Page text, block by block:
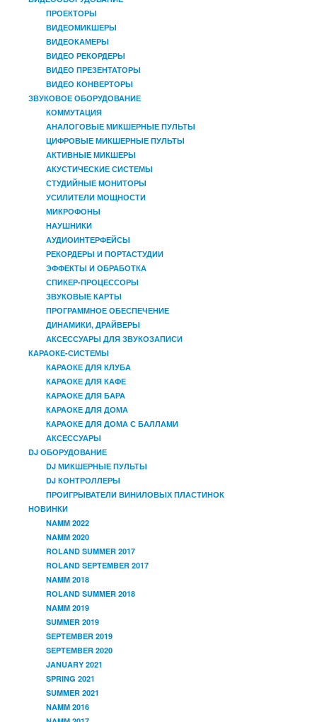
ПРОЕКТОРЫ
ВИДЕОМИКШЕРЫ
ВИДЕОКАМЕРЫ
ВИДЕО РЕКОРДЕРЫ
ВИДЕО ПРЕЗЕНТАТОРЫ
ВИДЕО КОНВЕРТОРЫ
ЗВУКОВОЕ ОБОРУДОВАНИЕ
КОММУТАЦИЯ
АНАЛОГОВЫЕ МИКШЕРНЫЕ ПУЛЬТЫ
ЦИФРОВЫЕ МИКШЕРНЫЕ ПУЛЬТЫ
АКТИВНЫЕ МИКШЕРЫ
АКУСТИЧЕСКИЕ СИСТЕМЫ
СТУДИЙНЫЕ МОНИТОРЫ
УСИЛИТЕЛИ МОЩНОСТИ
МИКРОФОНЫ
НАУШНИКИ
АУДИОИНТЕРФЕЙСЫ
РЕКОРДЕРЫ И ПОРТАСТУДИИ
ЭФФЕКТЫ И ОБРАБОТКА
СПИКЕР-ПРОЦЕССОРЫ
ЗВУКОВЫЕ КАРТЫ
ПРОГРАММНОЕ ОБЕСПЕЧЕНИЕ
ДИНАМИКИ, ДРАЙВЕРЫ
АКСЕССУАРЫ ДЛЯ ЗВУКОЗАПИСИ
КАРАОКЕ-СИСТЕМЫ
КАРАОКЕ ДЛЯ КЛУБА
КАРАОКЕ ДЛЯ КАФЕ
КАРАОКЕ ДЛЯ БАРА
КАРАОКЕ ДЛЯ ДОМА
КАРАОКЕ ДЛЯ ДОМА С БАЛЛАМИ
АКСЕССУАРЫ
DJ ОБОРУДОВАНИЕ
DJ МИКШЕРНЫЕ ПУЛЬТЫ
DJ КОНТРОЛЛЕРЫ
ПРОИГРЫВАТЕЛИ ВИНИЛОВЫХ ПЛАСТИНОК
НОВИНКИ
NAMM 2022
NAMM 2020
ROLAND SUMMER 2017
ROLAND SEPTEMBER 2017
NAMM 2018
ROLAND SUMMER 2018
NAMM 2019
SUMMER 2019
SEPTEMBER 2019
SEPTEMBER 2020
JANUARY 2021
SPRING 2021
SUMMER 2021
NAMM 2016